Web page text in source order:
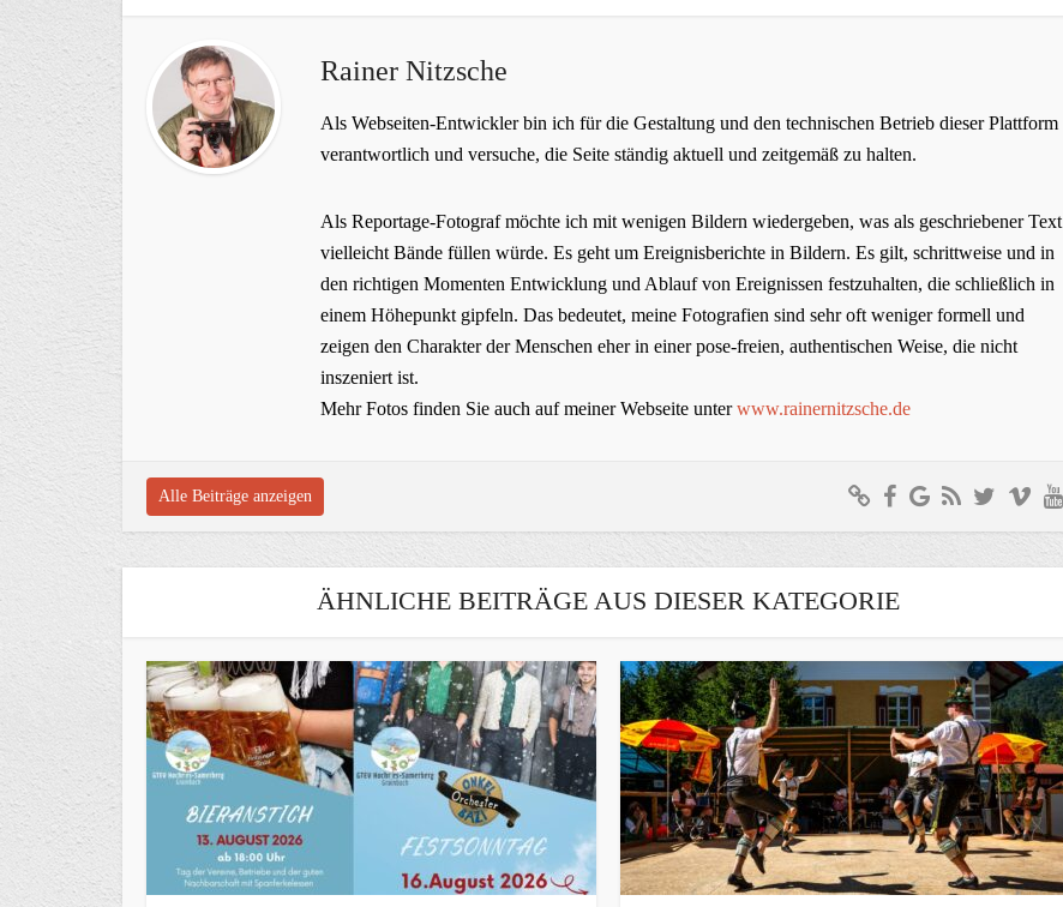
Rainer Nitzsche
Als Webseiten-Entwickler bin ich für die Gestaltung und den technischen Betrieb dieser Plattform
verantwortlich und versuche, die Seite ständig aktuell und zeitgemäß zu halten.
Als Reportage-Fotograf möchte ich mit wenigen Bildern wiedergeben, was als geschriebener Text
vielleicht Bände füllen würde. Es geht um Ereignisberichte in Bildern. Es gilt, schrittweise und in
den richtigen Momenten Entwicklung und Ablauf von Ereignissen festzuhalten, die schließlich in
einem Höhepunkt gipfeln. Das bedeutet, meine Fotografien sind sehr oft weniger formell und
zeigen den Charakter der Menschen eher in einer pose-freien, authentischen Weise, die nicht
inszeniert ist.
Mehr Fotos finden Sie auch auf meiner Webseite unterwww.rainernitzsche.de
Alle Beiträge anzeigen
ÄHNLICHE BEITRÄGE AUS DIESER KATEGORIE